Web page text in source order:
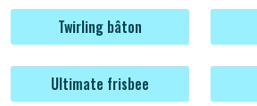
Twirling bâton
Ultimate frisbee